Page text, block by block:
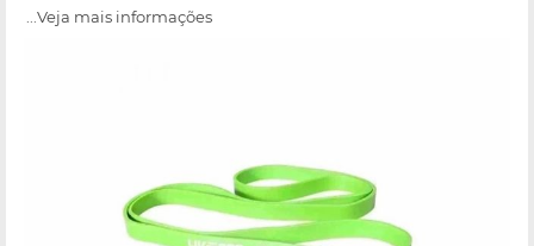
...Veja mais informações